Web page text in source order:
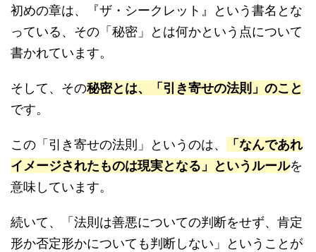
初めの章は、『ザ・シークレット』という書名とな
っている、その「秘密」とは何かという点について
書かれています。
そして、その秘密とは、「引き寄せの法則」のこと
です。
この「引き寄せの法則」というのは、
「なんであれ
イメージされたものは現実となる」というルールを
意味しています。
続いて、「法則は善悪についての判断をせず、肯定
形か否定形かについても判断しない」ということが